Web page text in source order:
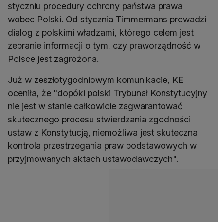
styczniu procedury ochrony państwa prawa
wobec Polski. Od stycznia Timmermans prowadzi
dialog z polskimi władzami, którego celem jest
zebranie informacji o tym, czy praworządność w
Polsce jest zagrożona.
Już w zeszłotygodniowym komunikacie, KE
oceniła, że "dopóki polski Trybunał Konstytucyjny
nie jest w stanie całkowicie zagwarantować
skutecznego procesu stwierdzania zgodności
ustaw z Konstytucją, niemożliwa jest skuteczna
kontrola przestrzegania praw podstawowych w
przyjmowanych aktach ustawodawczych".